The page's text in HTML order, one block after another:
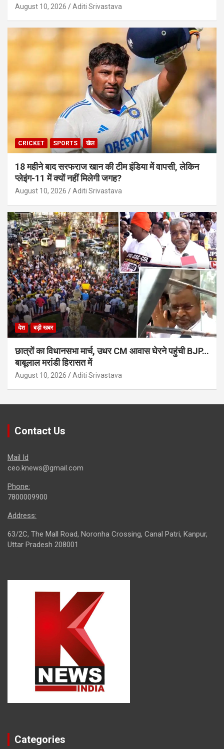
August 10, 2026 Aditi Srivastava
CRICKET SPORTS खेल
18 महीने बाद सरफराज खान की टीम इंडिया में वापसी, लेकिन
प्लेइंग-11 में क्यों नहीं मिलेगी जगह?
August 10, 2026 Aditi Srivastava
देश बड़ी खबर
छात्रों का विधानसभा मार्च, उधर CM आवास घेरने पहुंची BJP…
बाबूलाल मरांडी हिरासत में
August 10, 2026 Aditi Srivastava
Contact Us
Mail Id
ceo.knews@gmail.com
Phone:
7800009900
Address:
63/2C, The Mall Road, Noronha Crossing, Canal Patri, Kanpur,
Uttar Pradesh 208001
Categories